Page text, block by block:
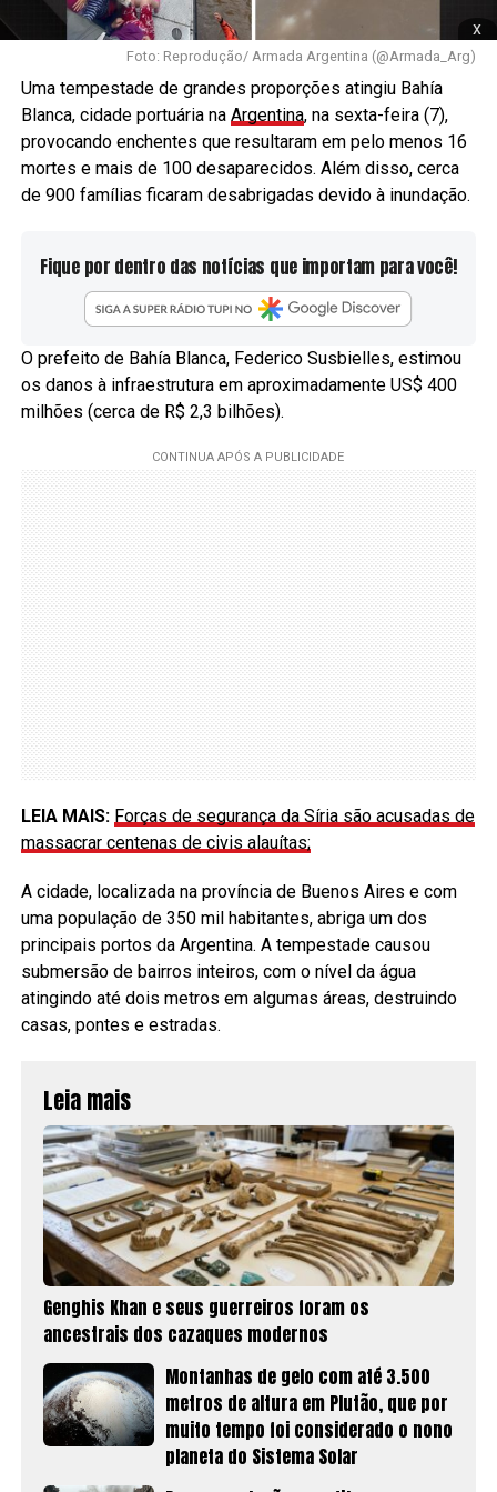
x
Foto: Reprodução/ Armada Argentina (@Armada_Arg)
Uma tempestade de grandes proporções atingiu Bahía
Blanca, cidade portuária na Argentina, na sexta-feira (7),
provocando enchentes que resultaram em pelo menos 16
mortes e mais de 100 desaparecidos. Além disso, cerca
de 900 famílias ficaram desabrigadas devido à inundação.
Fique por dentro das notícias que importam para você!
O prefeito de Bahía Blanca, Federico Susbielles, estimou
os danos à infraestrutura em aproximadamente US$ 400
milhões (cerca de R$ 2,3 bilhões).
LEIA MAIS: Forças de segurança da Síria são acusadas de
massacrar centenas de civis alauítas;
A cidade, localizada na província de Buenos Aires e com
uma população de 350 mil habitantes, abriga um dos
principais portos da Argentina. A tempestade causou
submersão de bairros inteiros, com o nível da água
atingindo até dois metros em algumas áreas, destruindo
casas, pontes e estradas.
Leia mais
Genghis Khan e seus guerreiros foram os
ancestrais dos cazaques modernos
Montanhas de gelo com até 3.500
metros de altura em Plutão, que por
muito tempo foi considerado o nono
planeta do Sistema Solar